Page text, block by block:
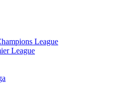
League
League